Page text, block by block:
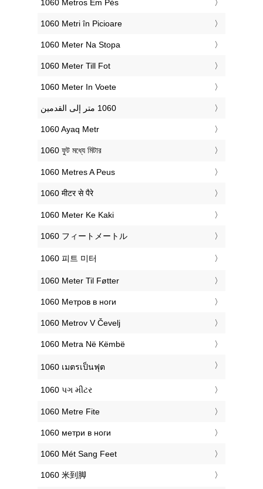
‎1060 Metros Em Pés
‎1060 Metri în Picioare
‎1060 Meter Na Stopa
‎1060 Meter Till Fot
‎1060 Meter In Voete
‎1060 Ayaq Metr
‎1060 ফুট মধ্যে মিটার
‎1060 Metres A Peus
‎1060 मीटर से पैरे
‎1060 Meter Ke Kaki
‎1060 フィートメートル
‎1060 피트 미터
‎1060 Meter Til Føtter
‎1060 Метров в ноги
‎1060 Metrov V Čevelj
‎1060 Metra Në Këmbë
‎1060 เมตรเป็นฟุต
‎1060 પગ મીટર
‎1060 Metre Fite
‎1060 метри в ноги
‎1060 Mét Sang Feet
‎1060 米到脚